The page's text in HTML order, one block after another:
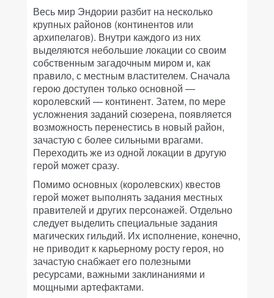
Весь мир Эндории разбит на несколько
крупных районов (континентов или
архипелагов). Внутри каждого из них
выделяются небольшие локации со своим
собственным загадочным миром и, как
правило, с местным властителем. Сначала
герою доступен только основной —
королевский — континент. Затем, по мере
усложнения заданий сюзерена, появляется
возможность перенестись в новый район,
зачастую с более сильными врагами.
Переходить же из одной локации в другую
герой может сразу.
Помимо основных (королевских) квестов
герой может выполнять задания местных
правителей и других персонажей. Отдельно
следует выделить специальные задания
магических гильдий. Их исполнение, конечно,
не приводит к карьерному росту героя, но
зачастую снабжает его полезными
ресурсами, важными заклинаниями и
мощными артефактами.